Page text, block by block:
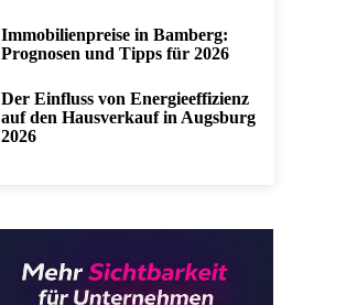
Immobilienpreise in Bamberg:
Prognosen und Tipps für 2026
Der Einfluss von Energieeffizienz
auf den Hausverkauf in Augsburg
2026